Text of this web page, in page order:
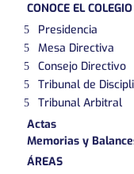
CONOCE EL COLEGIO
Presidencia
Mesa Directiva
Consejo Directivo
Tribunal de
Tribunal Arbitral
Actas
Memorias y
ÁREAS